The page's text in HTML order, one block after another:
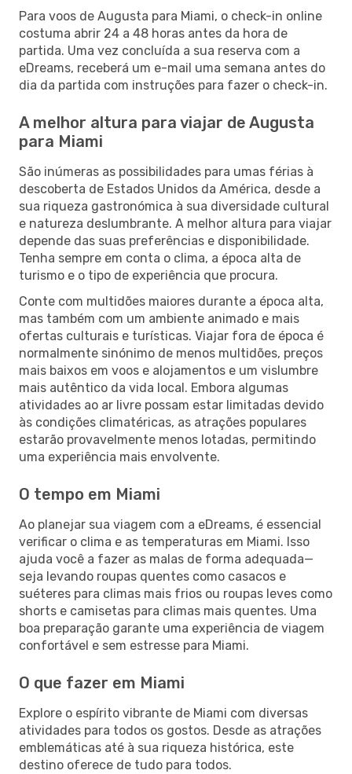
Para voos de Augusta para Miami, o check-in online
costuma abrir 24 a 48 horas antes da hora de
partida. Uma vez concluída a sua reserva com a
eDreams, receberá um e-mail uma semana antes do
dia da partida com instruções para fazer o check-in.
A melhor altura para viajar de Augusta
para Miami
São inúmeras as possibilidades para umas férias à
descoberta de Estados Unidos da América, desde a
sua riqueza gastronómica à sua diversidade cultural
e natureza deslumbrante. A melhor altura para viajar
depende das suas preferências e disponibilidade.
Tenha sempre em conta o clima, a época alta de
turismo e o tipo de experiência que procura.
Conte com multidões maiores durante a época alta,
mas também com um ambiente animado e mais
ofertas culturais e turísticas. Viajar fora de época é
normalmente sinónimo de menos multidões, preços
mais baixos em voos e alojamentos e um vislumbre
mais autêntico da vida local. Embora algumas
atividades ao ar livre possam estar limitadas devido
às condições climatéricas, as atrações populares
estarão provavelmente menos lotadas, permitindo
uma experiência mais envolvente.
O tempo em Miami
Ao planejar sua viagem com a eDreams, é essencial
verificar o clima e as temperaturas em Miami. Isso
ajuda você a fazer as malas de forma adequada—
seja levando roupas quentes como casacos e
suéteres para climas mais frios ou roupas leves como
shorts e camisetas para climas mais quentes. Uma
boa preparação garante uma experiência de viagem
confortável e sem estresse para Miami.
O que fazer em Miami
Explore o espírito vibrante de Miami com diversas
atividades para todos os gostos. Desde as atrações
emblemáticas até à sua riqueza histórica, este
destino oferece de tudo para todos.